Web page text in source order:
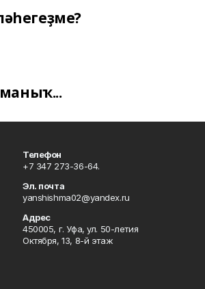
Телефон
+7 347 273-36-64.
Эл. почта
yanshishma02@yandex.ru
Адрес
450005, г. Уфа, ул. 50-летия
Октября, 13, 8-й этаж